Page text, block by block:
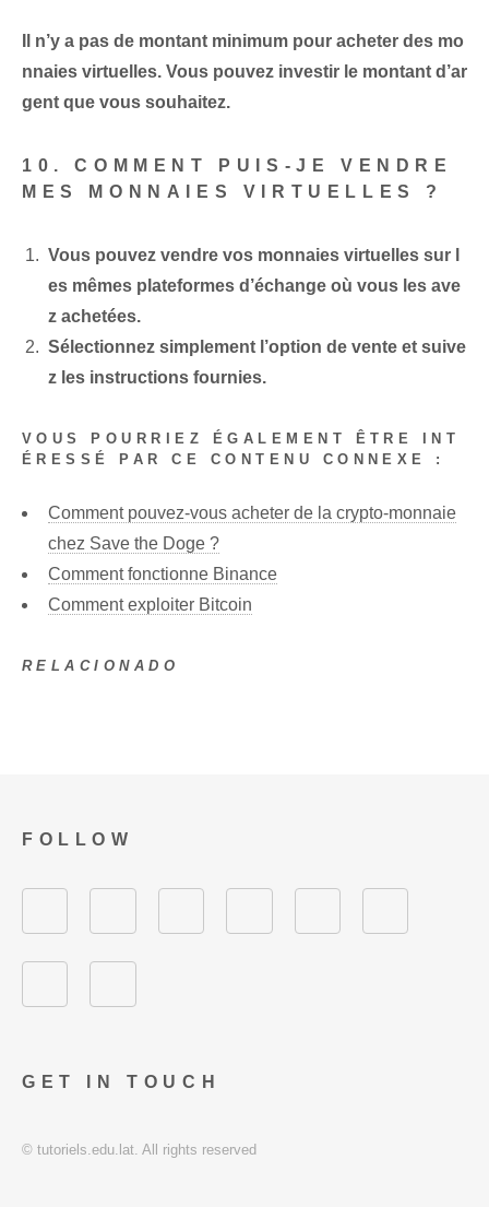
Il n’y a pas de montant minimum pour acheter des mo
nnaies virtuelles. Vous pouvez investir le montant d’ar
gent que vous souhaitez.
10. COMMENT PUIS-JE VENDRE
MES MONNAIES VIRTUELLES ?
Vous pouvez vendre vos monnaies virtuelles sur l
es mêmes plateformes d’échange où vous les ave
z achetées.
Sélectionnez simplement l’option de vente et suive
z les instructions fournies.
VOUS POURRIEZ ÉGALEMENT ÊTRE INT
ÉRESSÉ PAR CE CONTENU CONNEXE :
Comment pouvez-vous acheter de la crypto-monnaie
chez Save the Doge ?
Comment fonctionne Binance
Comment exploiter Bitcoin
RELACIONADO
GET IN TOUCH
FOLLOW
© tutoriels.edu.lat. All rights reserved